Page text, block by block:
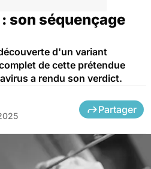
son séquençage
d'un variant
de cette prétendue
a rendu son verdict.
Partager